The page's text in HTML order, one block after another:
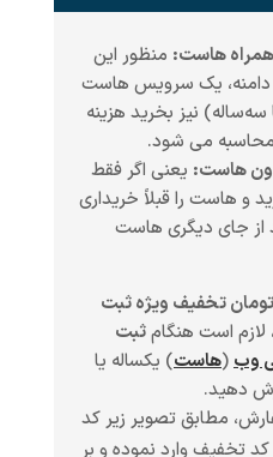
هاست: منظور این
دامنه، یک سرویس هاست
سه‌ساله) نیز بخرید هزینه
محاسبه می شود.
هاست: یعنی اگر فقط
و هاست را قبلاً خریداری
از جای دیگری هاست
۱,۰۰۰,۰۰۰ تومان تخفیف ویژه ثبت
، لازم است هنگامثبت
وب(هاست) یکساله یا
دهید.
مطابق تصویر زیر کد
تخفیف وارد نموده و بر